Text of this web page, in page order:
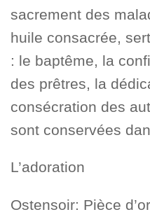
sacrement des
huile consacrée,
: le baptême, la
des prêtres, la
consécration des
sont conservées
L’adoration
Ostensoir: Pièce